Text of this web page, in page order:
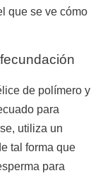
que se ve cómo
de polímero y
para
utiliza un
tal forma que
para